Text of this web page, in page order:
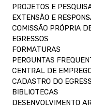
PROJETOS E
EXTENSÃO E
COMISSÃO PRÓPRIA
EGRESSOS
FORMATURAS
PERGUNTAS
CENTRAL DE
CADASTRO DO
BIBLIOTECAS
DESENVOLVIMENTO